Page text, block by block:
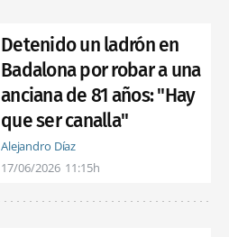
Detenido un ladrón en
Badalona por robar a una
anciana de 81 años: "Hay
que ser canalla"
Alejandro Díaz
17/06/2026 11:15h